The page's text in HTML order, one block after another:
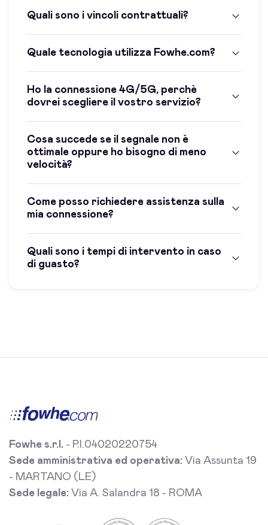
Quali sono i vincoli contrattuali?
Quale tecnologia utilizza Fowhe.com?
Ho la connessione 4G/5G, perchè
dovrei scegliere il vostro servizio?
Cosa succede se il segnale non è
ottimale oppure ho bisogno di meno
velocità?
Come posso richiedere assistenza sulla
mia connessione?
Quali sono i tempi di intervento in caso
di guasto?
Fowhe s.r.l. - P.I.04020220754
Sede amministrativa ed operativa: Via Assunta 19
- MARTANO (LE)
Sede legale: Via A. Salandra 18 - ROMA